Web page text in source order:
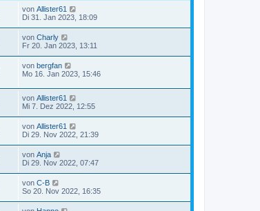
von Allister61
Di 31. Jan 2023, 18:09
von Charly
Fr 20. Jan 2023, 13:11
von bergfan
Mo 16. Jan 2023, 15:46
von Allister61
Mi 7. Dez 2022, 12:55
von Allister61
Di 29. Nov 2022, 21:39
von Anja
Di 29. Nov 2022, 07:47
von C-B
So 20. Nov 2022, 16:35